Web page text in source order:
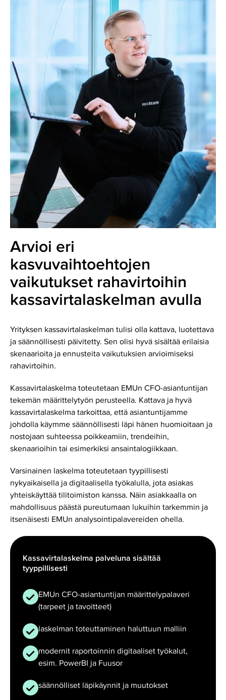
Arvioi eri
kasvuvaihtoehtojen
vaikutukset rahavirtoihin
kassavirtalaskelman avulla
Yrityksen kassavirtalaskelman tulisi olla kattava, luotettava
ja säännöllisesti päivitetty. Sen olisi hyvä sisältää erilaisia
skenaarioita ja ennusteita vaikutuksien arvioimiseksi
rahavirtoihin.
Kassavirtalaskelma toteutetaan EMUn CFO-asiantuntijan
tekemän määrittelytyön perusteella. Kattava ja hyvä
kassavirtalaskelma tarkoittaa, että asiantuntijamme
johdolla käymme säännöllisesti läpi hänen huomioitaan ja
nostojaan suhteessa poikkeamiin, trendeihin,
skenaarioihin tai esimerkiksi ansaintalogiikkaan.
Varsinainen laskelma toteutetaan tyypillisesti
nykyaikaisella ja digitaalisella työkalulla, jota asiakas
yhteiskäyttää tilitoimiston kanssa. Näin asiakkaalla on
mahdollisuus päästä pureutumaan lukuihin tarkemmin ja
itsenäisesti EMUn analysointipalavereiden ohella.
Kassavirtalaskelma palveluna sisältää
tyyppillisesti
EMUn CFO-asiantuntijan määrittelypalaveri
(tarpeet ja tavoitteet)
laskelman toteuttaminen haluttuun malliin
modernit raportoinnin digitaaliset työkalut,
esim. PowerBI ja Fuusor
säännölliset läpikäynnit ja muutokset